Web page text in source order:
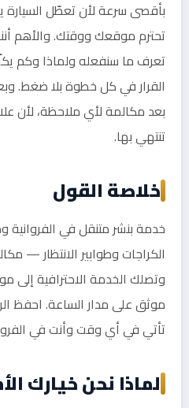
بأقصى سرعة لأن تعطّل
تحترم موقعك ووقتك. والأهم
تعرف ما سنفعله ولماذا وكم
القرار في كل خطوة بلا ضغط.
بعد مكالمة لأي ملاحظة، لأن
تنتهي بها.
خلاصة القول
خدمة بنشر متنقل في الفروانية
وتصلك الخدمة الاحترافية
موثق على مدار الساعة. احفظ
تأتي في أي وقت وأنت في
لماذا نحن خيارك